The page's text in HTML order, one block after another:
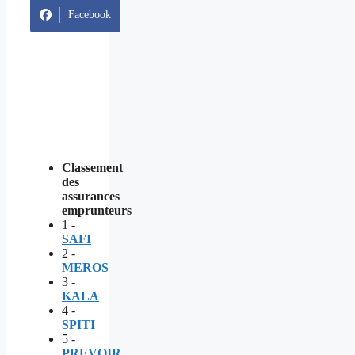
Facebook
Classement
des
assurances
emprunteurs
1 -
SAFI
2 -
MEROS
3 -
KALA
4 -
SPITI
5 -